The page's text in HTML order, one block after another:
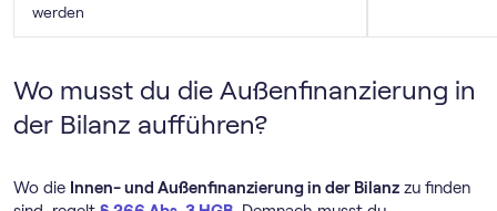
werden
Wo musst du die Außenfinanzierung in
der Bilanz aufführen?
Wo die Innen- und Außenfinanzierung in der Bilanz zu finden